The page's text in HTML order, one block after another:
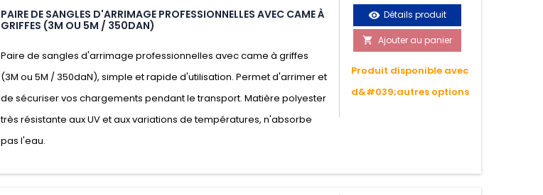
PAIRE DE SANGLES D'ARRIMAGE PROFESSIONNELLES AVEC CAME À
GRIFFES (3M OU 5M / 350DAN)
Paire de sangles d'arrimage professionnelles avec came à griffes
(3M ou 5M / 350daN), simple et rapide d'utilisation. Permet d'arrimer et
de sécuriser vos chargements pendant le transport. Matière polyester
très résistante aux UV et aux variations de températures, n'absorbe
pas l'eau.
visibility Détails produit
 Ajouter au panier
Produit disponible avec
d&#039;autres options